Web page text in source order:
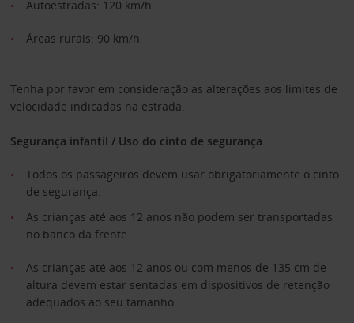
Autoestradas: 120 km/h
Áreas rurais: 90 km/h
Tenha por favor em consideração as alterações aos limites de
velocidade indicadas na estrada.
Segurança infantil / Uso do cinto de segurança
Todos os passageiros devem usar obrigatoriamente o cinto
de segurança.
As crianças até aos 12 anos não podem ser transportadas
no banco da frente.
As crianças até aos 12 anos ou com menos de 135 cm de
altura devem estar sentadas em dispositivos de retenção
adequados ao seu tamanho.